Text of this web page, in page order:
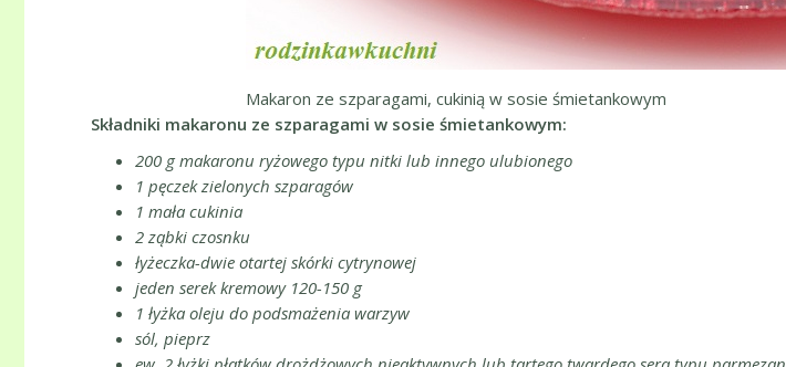
Makaron ze szparagami, cukinią w sosie śmietankowym
Składniki makaronu ze szparagami w sosie śmietankowym:
200 g makaronu ryżowego typu nitki lub innego ulubionego
1 pęczek zielonych szparagów
1 mała cukinia
2 ząbki czosnku
łyżeczka-dwie otartej skórki cytrynowej
jeden serek kremowy 120-150 g
1 łyżka oleju do podsmażenia warzyw
sól, pieprz